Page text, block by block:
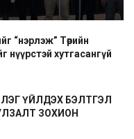
“нэрлэж” Төрийн
нүүрстэй хутгасангүй
ҮЙЛДЭХ БЭЛТГЭЛ
ЗОХИОН